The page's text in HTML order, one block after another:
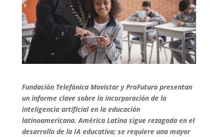
Fundación Telefónica Movistar y ProFuturo presentan
un informe clave sobre la incorporación de la
inteligencia artificial en la educación
latinoamericana. América Latina sigue rezagada en el
desarrollo de la IA educativa; se requiere una mayor